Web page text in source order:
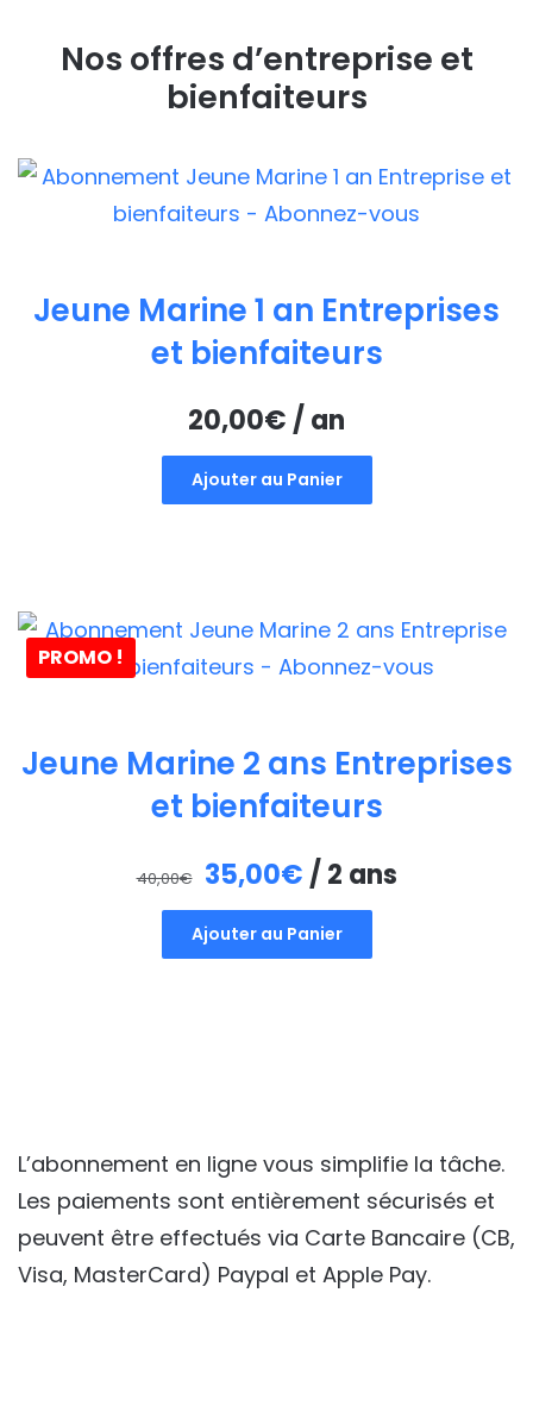
Nos offres d’entreprise et
bienfaiteurs
Jeune Marine 1 an Entreprises
et bienfaiteurs
20,00€/ an
Ajouter au Panier
PROMO !
Jeune Marine 2 ans Entreprises
et bienfaiteurs
40,00€
Le
prix
initial
35,00€Le
prix
actuel
/ 2 ans
Ajouter au Panier
L’abonnement en ligne vous simplifie la tâche.
Les paiements sont entièrement sécurisés et
peuvent être effectués via Carte Bancaire (CB,
Visa, MasterCard) Paypal et Apple Pay.